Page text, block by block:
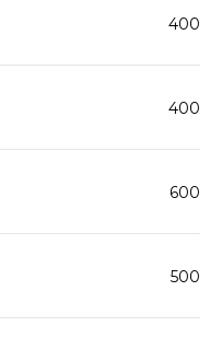
400
400
600
500